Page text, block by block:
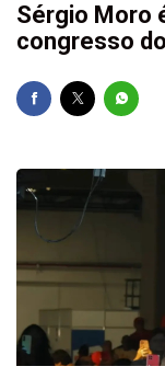
Sérgio Moro
congresso